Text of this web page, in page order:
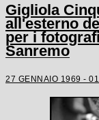
Gigliola
all'esterno
per i
Sanremo
27 GENNAIO 1969 -